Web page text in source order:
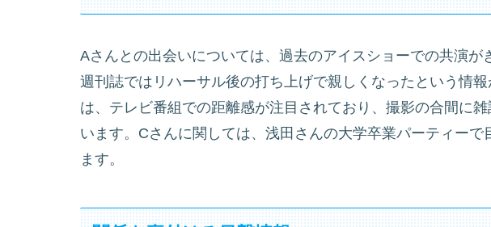
Aさんとの出会いについては、過去のアイスショーでの共演が
週刊誌ではリハーサル後の打ち上げで親しくなったという情
は、テレビ番組での距離感が注目されており、撮影の合間に
います。Cさんに関しては、浅田さんの大学卒業パーティーで
ます。